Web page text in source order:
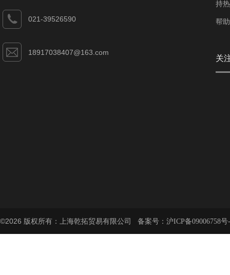
021-39526590
18917038407@163.com
持
帮
关
©2026 版权所有：上海乾拓贸易有限公司 备案号： 沪ICP备09006758号